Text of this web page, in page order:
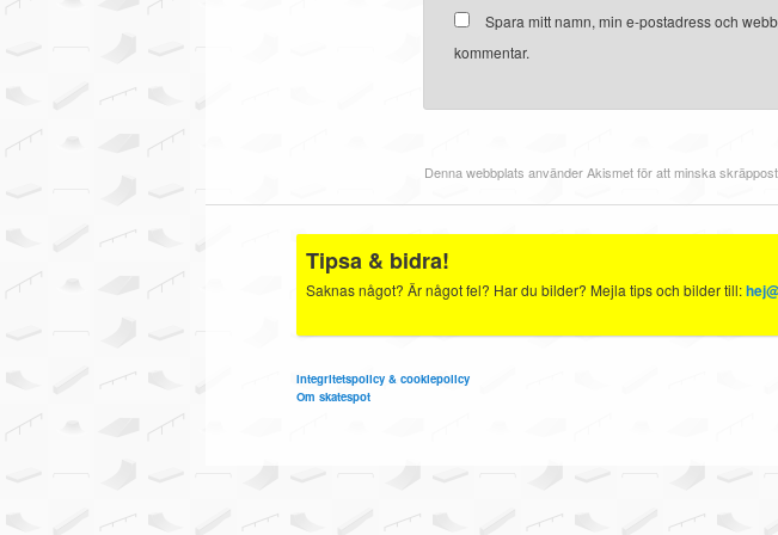
Spara mitt namn, min e-postadress och
kommentar.
Denna webbplats använder Akismet för att minska skräppost.
Tipsa & bidra!
Saknas något? Är något fel? Har du bilder? Mejla tips och bilder till:
Integritetspolicy & cookiepolicy
Om skatespot